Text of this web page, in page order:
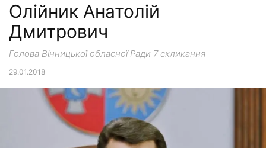
Олійник Анатолій
Дмитрович
Голова Вінницької обласної Ради 7 скликання
29.01.2018